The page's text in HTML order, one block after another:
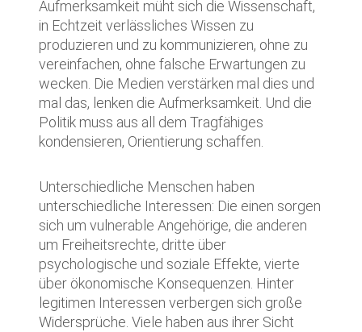
Aufmerksamkeit müht sich die Wissenschaft,
in Echtzeit verlässliches Wissen zu
produzieren und zu kommunizieren, ohne zu
vereinfachen, ohne falsche Erwartungen zu
wecken. Die Medien verstärken mal dies und
mal das, lenken die Aufmerksamkeit. Und die
Politik muss aus all dem Tragfähiges
kondensieren, Orientierung schaffen.
Unterschiedliche Menschen haben
unterschiedliche Interessen: Die einen sorgen
sich um vulnerable Angehörige, die anderen
um Freiheitsrechte, dritte über
psychologische und soziale Effekte, vierte
über ökonomische Konsequenzen. Hinter
legitimen Interessen verbergen sich große
Widersprüche. Viele haben aus ihrer Sicht